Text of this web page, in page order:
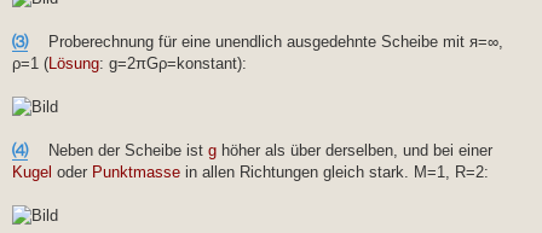
⑶Proberechnung für eine unendlich ausgedehnte Scheibe mit я=∞,
ρ=1 (Lösung: g=2πGρ=konstant):
⑷Neben der Scheibe ist g höher als über derselben, und bei einer
Kugel oder Punktmasse in allen Richtungen gleich stark. M=1, R=2: